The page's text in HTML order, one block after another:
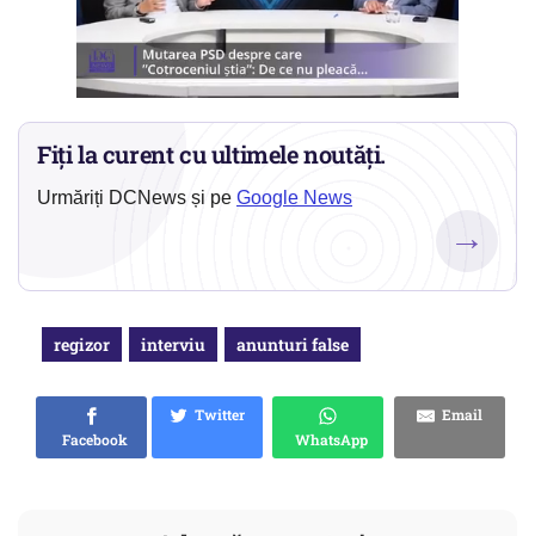
Fiți la curent cu ultimele noutăți.
Urmăriți DCNews și pe Google News
→
regizor interviu anunturi false
Facebook
Twitter
WhatsApp
Email